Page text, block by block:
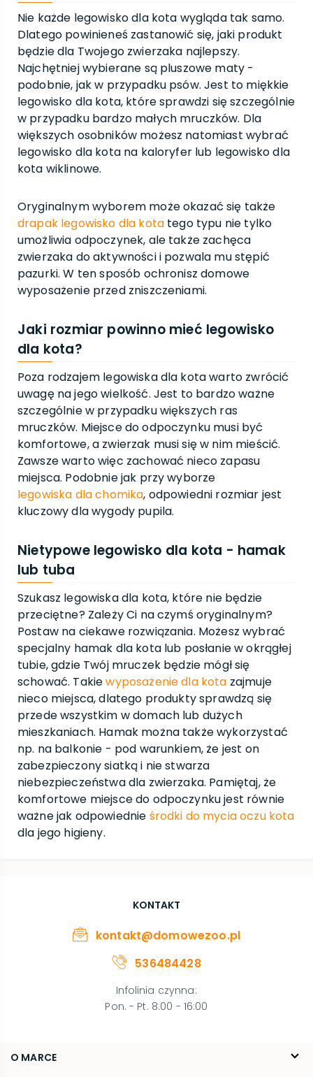
Nie każde legowisko dla kota wygląda tak samo.
Dlatego powinieneś zastanowić się, jaki produkt
będzie dla Twojego zwierzaka najlepszy.
Najchętniej wybierane są pluszowe maty -
podobnie, jak w przypadku psów. Jest to miękkie
legowisko dla kota, które sprawdzi się szczególnie
w przypadku bardzo małych mruczków. Dla
większych osobników możesz natomiast wybrać
legowisko dla kota na kaloryfer lub legowisko dla
kota wiklinowe.
Oryginalnym wyborem może okazać się także
drapak legowisko dla kota tego typu nie tylko
umożliwia odpoczynek, ale także zachęca
zwierzaka do aktywności i pozwala mu stępić
pazurki. W ten sposób ochronisz domowe
wyposażenie przed zniszczeniami.
Jaki rozmiar powinno mieć legowisko
dla kota?
Poza rodzajem legowiska dla kota warto zwrócić
uwagę na jego wielkość. Jest to bardzo ważne
szczególnie w przypadku większych ras
mruczków. Miejsce do odpoczynku musi być
komfortowe, a zwierzak musi się w nim mieścić.
Zawsze warto więc zachować nieco zapasu
miejsca. Podobnie jak przy wyborze
legowiska dla chomika, odpowiedni rozmiar jest
kluczowy dla wygody pupila.
Nietypowe legowisko dla kota - hamak
lub tuba
Szukasz legowiska dla kota, które nie będzie
przeciętne? Zależy Ci na czymś oryginalnym?
Postaw na ciekawe rozwiązania. Możesz wybrać
specjalny hamak dla kota lub posłanie w okrągłej
tubie, gdzie Twój mruczek będzie mógł się
schować. Takiewyposażenie dla kota zajmuje
nieco miejsca, dlatego produkty sprawdzą się
przede wszystkim w domach lub dużych
mieszkaniach. Hamak można także wykorzystać
np. na balkonie - pod warunkiem, że jest on
zabezpieczony siatką i nie stwarza
niebezpieczeństwa dla zwierzaka. Pamiętaj, że
komfortowe miejsce do odpoczynku jest równie
ważne jak odpowiednie środki do mycia oczu kota
dla jego higieny.
O MARCE
KONTAKT
kontakt@domowezoo.pl
536484428
Infolinia czynna:
Pon. - Pt. 8:00 - 16:00